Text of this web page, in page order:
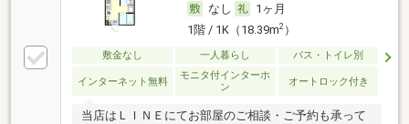
なし
1ヶ月
1階 / 1K（18.39m2）
敷金なし 一人暮らし バス・トイレ別
インターネット無料
モニタ付インターホ
ン
オートロック付き
当店はＬＩＮＥにてお部屋のご相談・ご予約も承って